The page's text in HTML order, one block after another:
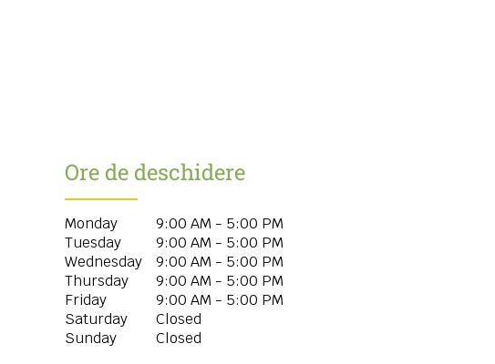
Ore de deschidere
Monday
9:00 AM - 5:00 PM
Tuesday
9:00 AM - 5:00 PM
Wednesday
9:00 AM - 5:00 PM
Thursday
9:00 AM - 5:00 PM
Friday
9:00 AM - 5:00 PM
Saturday
Closed
Sunday
Closed